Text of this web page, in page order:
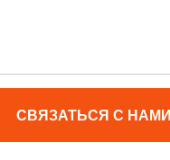
СВЯЗАТЬСЯ С НАМИ